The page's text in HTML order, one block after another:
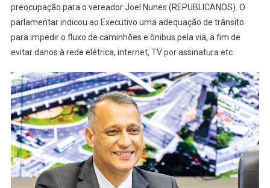
Ônibus
Preocupam
Parlamentar
Osasquense
preocupação para o vereador Joel Nunes (REPUBLICANOS). O
parlamentar indicou ao Executivo uma adequação de trânsito
para impedir o fluxo de caminhões e ônibus pela via, a fim de
evitar danos à rede elétrica, internet, TV por assinatura etc.